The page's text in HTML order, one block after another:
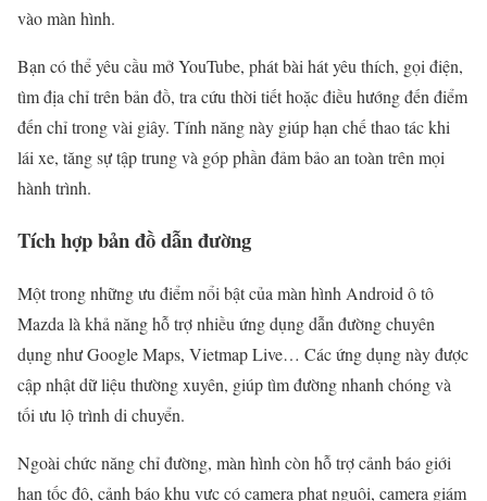
vào màn hình.
Bạn có thể yêu cầu mở YouTube, phát bài hát yêu thích, gọi điện,
tìm địa chỉ trên bản đồ, tra cứu thời tiết hoặc điều hướng đến điểm
đến chỉ trong vài giây. Tính năng này giúp hạn chế thao tác khi
lái xe, tăng sự tập trung và góp phần đảm bảo an toàn trên mọi
hành trình.
Tích hợp bản đồ dẫn đường
Một trong những ưu điểm nổi bật của màn hình Android ô tô
Mazda là khả năng hỗ trợ nhiều ứng dụng dẫn đường chuyên
dụng như Google Maps, Vietmap Live… Các ứng dụng này được
cập nhật dữ liệu thường xuyên, giúp tìm đường nhanh chóng và
tối ưu lộ trình di chuyển.
Ngoài chức năng chỉ đường, màn hình còn hỗ trợ cảnh báo giới
hạn tốc độ, cảnh báo khu vực có camera phạt nguội, camera giám